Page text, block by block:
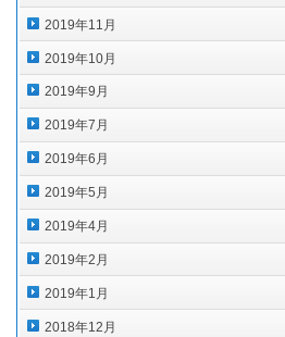
2019年11月
2019年10月
2019年9月
2019年7月
2019年6月
2019年5月
2019年4月
2019年2月
2019年1月
2018年12月